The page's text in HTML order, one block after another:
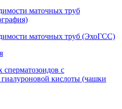
маточных труб
маточных труб (ЭхоГСС)
сперматозоидов с
кислоты (чашки